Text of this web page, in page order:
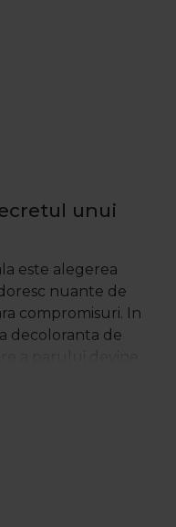
unui
este alegerea
nuante de
compromisuri. In
decoloranta de
rezultate vizibile